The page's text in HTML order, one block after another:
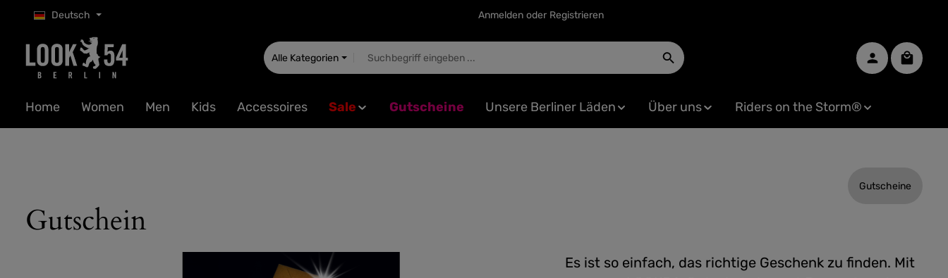
Hauptinhalt springen
Zur Suche springen
Zur Hauptnavigation springen Anmelden oder Registrieren
Deutsch
Alle Kategorien
Home Women Men Kids Accessoires Sale Gutscheine Unsere Berliner Läden Über uns Riders on the Storm®
Gutscheine
Gutschein
Es ist so einfach, das richtige Geschenk zu finden. Mit